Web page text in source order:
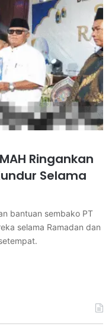
Ringankan
Selama
bantuan sembako PT
selama Ramadan dan